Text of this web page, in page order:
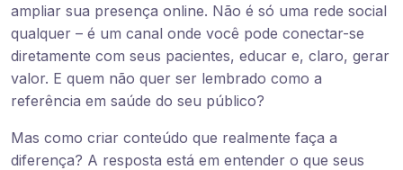
ampliar sua presença online. Não é só uma rede social
qualquer – é um canal onde você pode conectar-se
diretamente com seus pacientes, educar e, claro, gerar
valor. E quem não quer ser lembrado como a
referência em saúde do seu público?
Mas como criar conteúdo que realmente faça a
diferença? A resposta está em entender o que seus